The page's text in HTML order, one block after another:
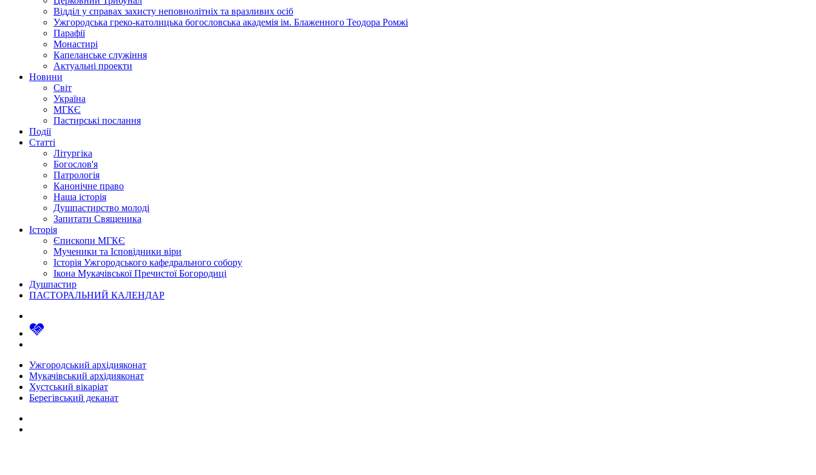
Відділ у справах захисту неповнолітніх та вразливих осіб
Ужгородська греко-католицька богословська академія ім. Блаженного Теодора Ромжі
Парафії
Монастирі
Капеланське служіння
Актуальні проекти
Новини
Світ
Україна
МГКЄ
Пастирські послання
Події
Статті
Літургіка
Богослов'я
Патрологія
Канонічне право
Наша історія
Душпастирство молоді
Запитати Священика
Історія
Єпископи МГКЄ
Мученики та Ісповідники віри
Історія Ужгородського кафедрального собору
Ікона Мукачівської Пречистої Богородиці
Душпастир
ПАСТОРАЛЬНИЙ КАЛЕНДАР
Ужгородський архідияконат
Мукачівський архідияконат
Хустський вікаріат
Берегівський деканат